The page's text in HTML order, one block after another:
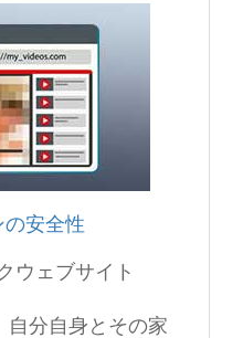
安全性
ウェブサイト
自分自身とその家